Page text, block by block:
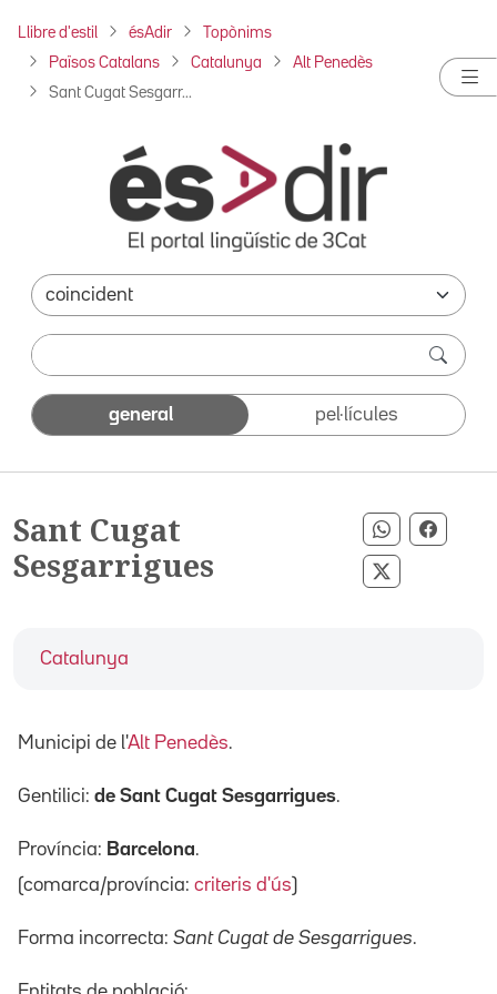
Llibre d'estil ésAdir Topònims
Països Catalans Catalunya Alt Penedès
Sant Cugat Sesgarr...
general pel·lícules
Sant Cugat
Sesgarrigues
Compartir
Compartir
Catalunya
Municipi de l'Alt Penedès.
Gentilici: de Sant Cugat Sesgarrigues.
Província: Barcelona.
(comarca/província: criteris d'ús)
Forma incorrecta: Sant Cugat de Sesgarrigues.